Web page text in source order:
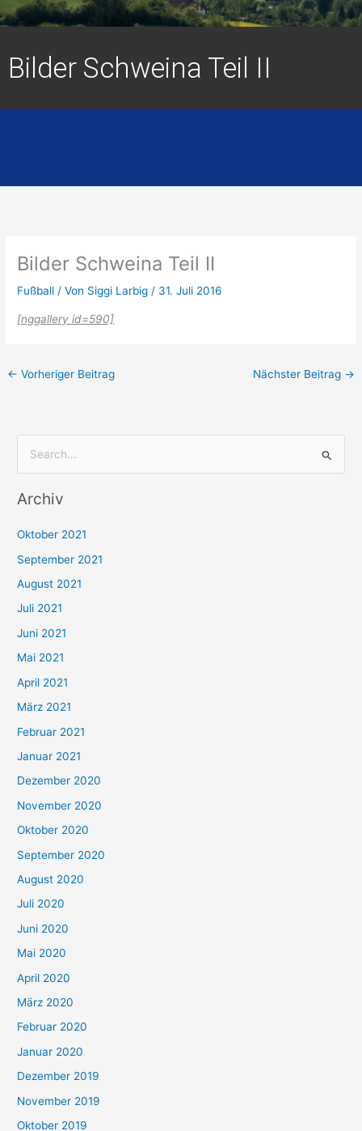
Bilder Schweina Teil II
Bilder Schweina Teil II
Fußball / Von Siggi Larbig/ 31. Juli 2016
[nggallery id=590]
← Vorheriger Beitrag Nächster Beitrag →
c
n
n
a
c
h
:
Archiv
Oktober 2021
September 2021
August 2021
Juli 2021
Juni 2021
Mai 2021
April 2021
März 2021
Februar 2021
Januar 2021
Dezember 2020
November 2020
Oktober 2020
September 2020
August 2020
Juli 2020
Juni 2020
Mai 2020
April 2020
März 2020
Februar 2020
Januar 2020
Dezember 2019
November 2019
Oktober 2019